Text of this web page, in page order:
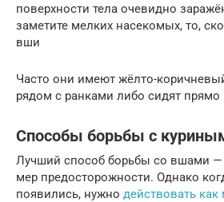
поверхности тела очевидно
заметите мелких насекомых, то,
вши
Часто они имеют жёлто-
рядом с ранками либо сидят прямо
Способы борьбы с
Лучший способ борьбы со вшами —
мер предосторожности. Однако
появились, нужно действовать